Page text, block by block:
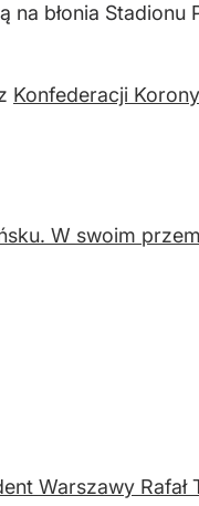
błonia Stadionu
Konfederacji
W swoim
Warszawy Rafał